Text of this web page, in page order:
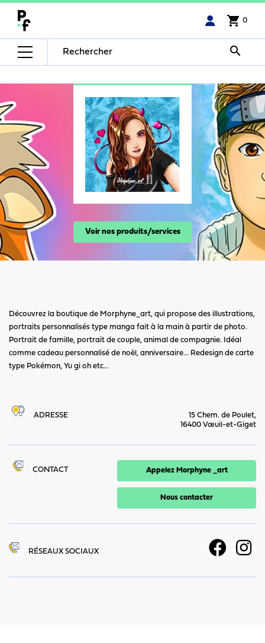
shopping_cart 0

Voir nos produits/services
Découvrez la boutique de Morphyne_art, qui propose des illustrations,
portraits personnalisés type manga fait à la main à partir de photo.
Portrait de famille, portrait de couple, animal de compagnie. Idéal
comme cadeau personnalisé de noël, anniversaire... Redesign de carte
type Pokémon, Yu gi oh etc...
ADRESSE
15 Chem. de Poulet,
16400 Vœuil-et-Giget
CONTACT Appelez Morphyne _art
Nous contacter
RÉSEAUX SOCIAUX